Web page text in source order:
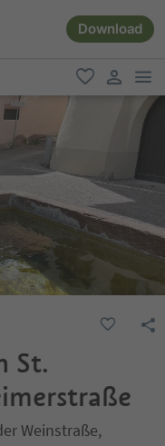
Download
favorit
user link
St.
Weinstraße,